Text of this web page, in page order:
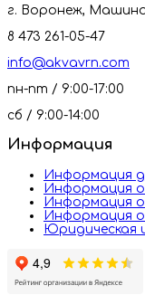
г. Воронеж,
8 473 261-05-47
info@akvavrn.com
пн-пт / 9:00-17:00
сб / 9:00-14:00
Информация
Информация
Информация
Информация
Информация
Юридическая